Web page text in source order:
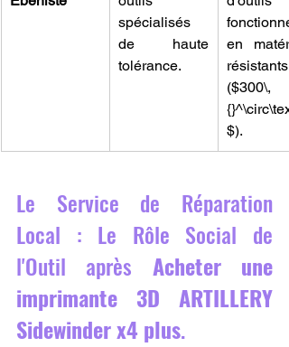
spécialisés
de haute
tolérance.
en
résistants
($300\,
$).
Le Service de Réparation
Local : Le Rôle Social de
l'Outil après Acheter une
imprimante 3D ARTILLERY
Sidewinder x4 plus.